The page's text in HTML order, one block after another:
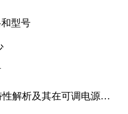
型号
性解析及其在可调电源设